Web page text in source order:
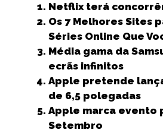
c
e
b
o
o
k
it
t
e
r
ai
l
a
ts
A
p
p
k
e
dI
n
Netflix terá
Os 7 Melhores Sites
Séries Online Que
Média gama da
ecrãs infinitos
Apple pretende
de 6,5 polegadas
Apple marca evento
Setembro